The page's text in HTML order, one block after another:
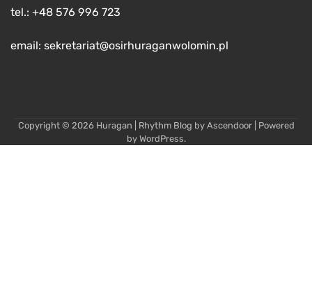
tel.: +48 576 996 723
email: sekretariat@osirhuraganwolomin.pl
Copyright © 2026 Huragan | Rhythm Blog by Ascendoor| Powered
by WordPress.